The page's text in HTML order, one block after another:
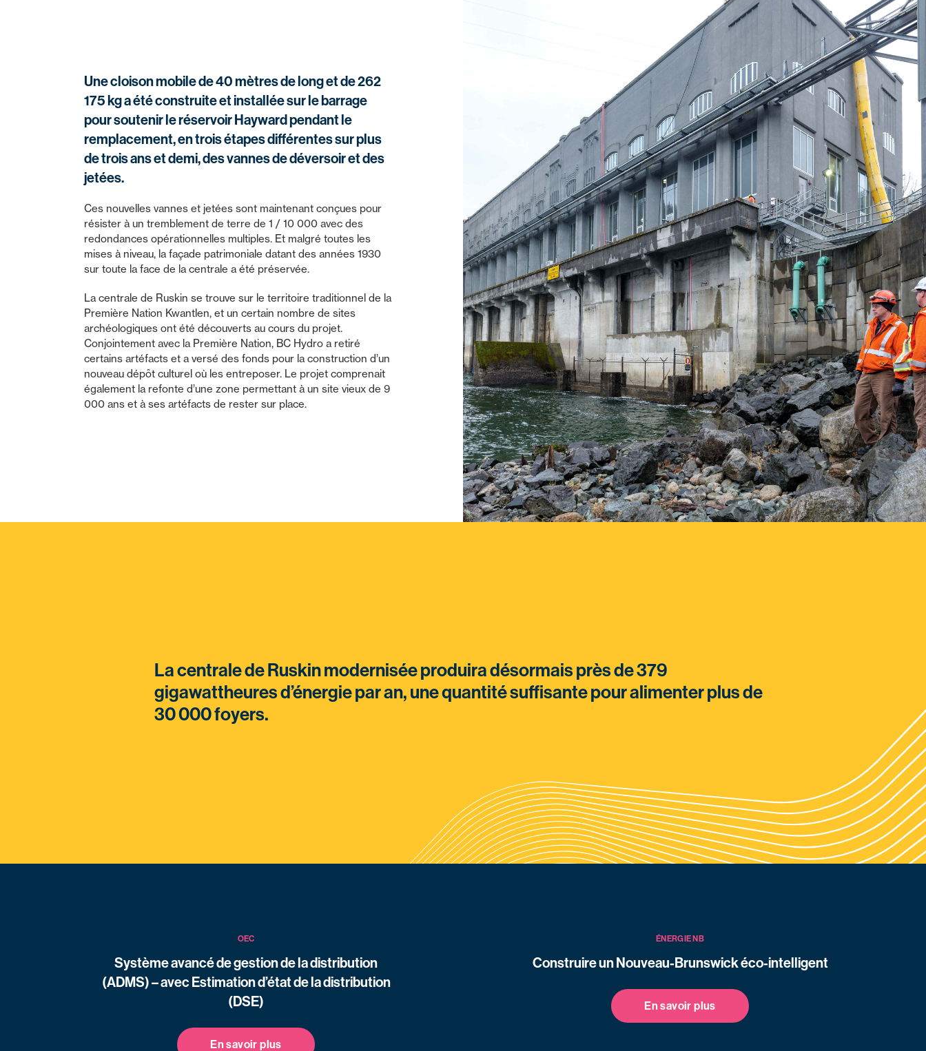
Une cloison mobile de 40 mètres de long et de 262
175 kg a été construite et installée sur le barrage
pour soutenir le réservoir Hayward pendant le
remplacement, en trois étapes différentes sur plus
de trois ans et demi, des vannes de déversoir et des
jetées.
Ces nouvelles vannes et jetées sont maintenant conçues pour
résister à un tremblement de terre de 1 / 10 000 avec des
redondances opérationnelles multiples. Et malgré toutes les
mises à niveau, la façade patrimoniale datant des années 1930
sur toute la face de la centrale a été préservée.
La centrale de Ruskin se trouve sur le territoire traditionnel de la
Première Nation Kwantlen, et un certain nombre de sites
archéologiques ont été découverts au cours du projet.
Conjointement avec la Première Nation, BC Hydro a retiré
certains artéfacts et a versé des fonds pour la construction d’un
nouveau dépôt culturel où les entreposer. Le projet comprenait
également la refonte d’une zone permettant à un site vieux de 9
000 ans et à ses artéfacts de rester sur place.
La centrale de Ruskin modernisée produira désormais près de 379
gigawattheures d’énergie par an, une quantité suffisante pour alimenter plus de
30 000 foyers.
OEC
Système avancé de gestion de la distribution
(ADMS) – avec Estimation d’état de la distribution
(DSE)
En savoir plus
ÉNERGIE NB
Construire un Nouveau-Brunswick éco-intelligent
En savoir plus